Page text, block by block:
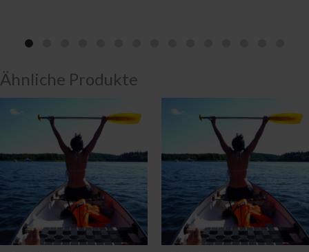
Ähnliche Produkte